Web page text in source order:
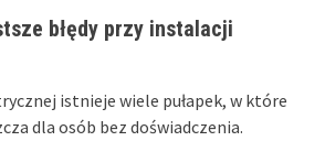
błędy przy instalacji
istnieje wiele pułapek, w które
dla osób bez doświadczenia.